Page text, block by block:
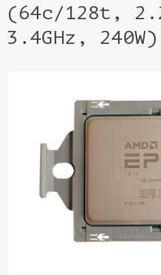
(64c/128t,
3.4GHz, 240W)